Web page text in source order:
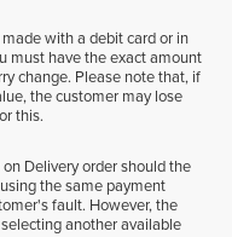
with a debit card or in
must have the exact amount
change. Please note that, if
the customer may lose
this.
Delivery order should the
the same payment
fault. However, the
another available